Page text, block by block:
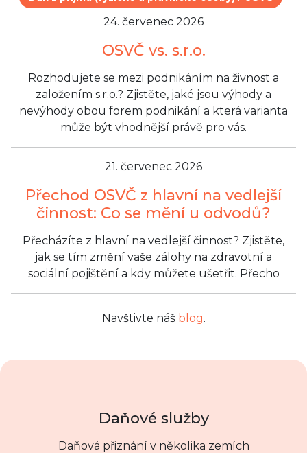
24. červenec 2026
OSVČ vs. s.r.o.
Rozhodujete se mezi podnikáním na živnost a
založením s.r.o.? Zjistěte, jaké jsou výhody a
nevýhody obou forem podnikání a která varianta
může být vhodnější právě pro vás.
21. červenec 2026
Přechod OSVČ z hlavní na vedlejší
činnost: Co se mění u odvodů?
Přecházíte z hlavní na vedlejší činnost? Zjistěte,
jak se tím změní vaše zálohy na zdravotní a
sociální pojištění a kdy můžete ušetřit. Přecho
Navštivte náš blog.
Daňové služby
Daňová přiznání v několika zemích